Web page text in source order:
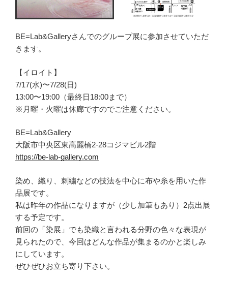
BE=Lab&Galleryさんでのグループ展に参加させていただ
きます。
【イロイト】
7/17(水)〜7/28(日)
13:00〜19:00（最終日18:00まで）
※月曜・火曜は休廊ですのでご注意ください。
BE=Lab&Gallery
大阪市中央区東高麗橋2-28コジマビル2階
https://be-lab-gallery.com
染め、織り、刺繍などの技法を中心に布や糸を用いた作
品展です。
私は昨年の作品になりますが（少し加筆もあり）2点出展
する予定です。
前回の「染展」でも染織と言われる分野の色々な表現が
見られたので、今回はどんな作品が集まるのかと楽しみ
にしています。
ぜひぜひお立ち寄り下さい。